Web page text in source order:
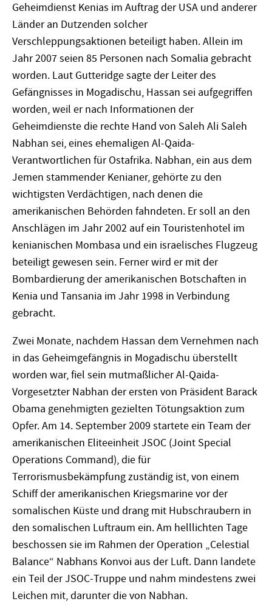
Geheimdienst Kenias im Auftrag der USA und anderer
Länder an Dutzenden solcher
Verschleppungsaktionen beteiligt haben. Allein im
Jahr 2007 seien 85 Personen nach Somalia gebracht
worden. Laut Gutteridge sagte der Leiter des
Gefängnisses in Mogadischu, Hassan sei aufgegriffen
worden, weil er nach Informationen der
Geheimdienste die rechte Hand von Saleh Ali Saleh
Nabhan sei, eines ehemaligen Al-Qaida-
Verantwortlichen für Ostafrika. Nabhan, ein aus dem
Jemen stammender Kenianer, gehörte zu den
wichtigsten Verdächtigen, nach denen die
amerikanischen Behörden fahndeten. Er soll an den
Anschlägen im Jahr 2002 auf ein Touristenhotel im
kenianischen Mombasa und ein israelisches Flugzeug
beteiligt gewesen sein. Ferner wird er mit der
Bombardierung der amerikanischen Botschaften in
Kenia und Tansania im Jahr 1998 in Verbindung
gebracht.
Zwei Monate, nachdem Hassan dem Vernehmen nach
in das Geheimgefängnis in Mogadischu überstellt
worden war, fiel sein mutmaßlicher Al-Qaida-
Vorgesetzter Nabhan der ersten von Präsident Barack
Obama genehmigten gezielten Tötungsaktion zum
Opfer. Am 14. September 2009 startete ein Team der
amerikanischen Eliteeinheit JSOC (Joint Special
Operations Command), die für
Terrorismusbekämpfung zuständig ist, von einem
Schiff der amerikanischen Kriegsmarine vor der
somalischen Küste und drang mit Hubschraubern in
den somalischen Luftraum ein. Am helllichten Tage
beschossen sie im Rahmen der Operation „Celestial
Balance“ Nabhans Konvoi aus der Luft. Dann landete
ein Teil der JSOC-Truppe und nahm mindestens zwei
Leichen mit, darunter die von Nabhan.